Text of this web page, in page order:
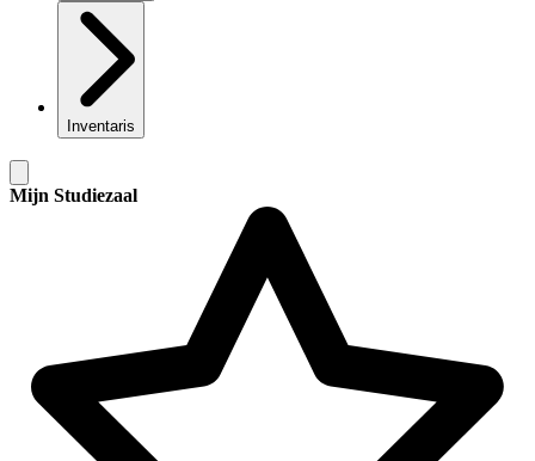
Inventaris
Mijn Studiezaal